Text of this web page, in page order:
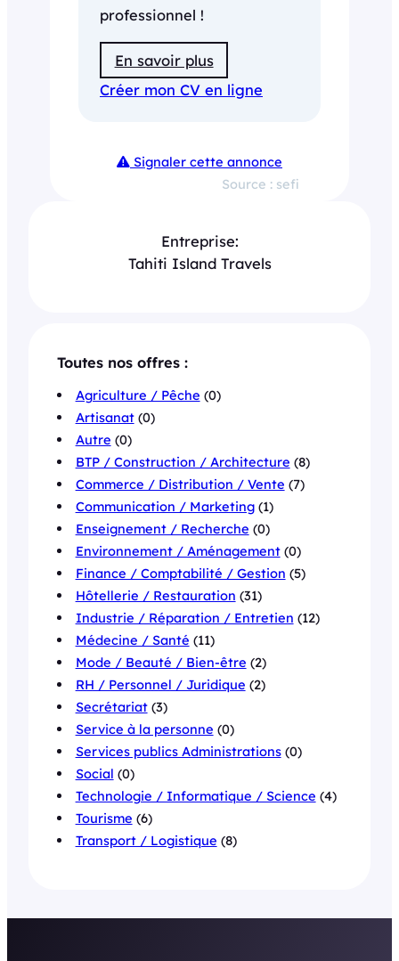
professionnel !
En savoir plus
Créer mon CV en ligne
Signaler cette annonce
Source : sefi
Entreprise:
Tahiti Island Travels
Toutes nos offres :
Agriculture / Pêche (0)
Artisanat(0)
Autre (0)
BTP / Construction / Architecture (8)
Commerce / Distribution / Vente (7)
Communication / Marketing(1)
Enseignement / Recherche (0)
Environnement / Aménagement(0)
Finance / Comptabilité / Gestion (5)
Hôtellerie / Restauration (31)
Industrie / Réparation / Entretien (12)
Médecine / Santé (11)
Mode / Beauté / Bien-être (2)
RH / Personnel / Juridique (2)
Secrétariat(3)
Service à la personne (0)
Services publics Administrations(0)
Social (0)
Technologie / Informatique / Science (4)
Tourisme (6)
Transport / Logistique (8)